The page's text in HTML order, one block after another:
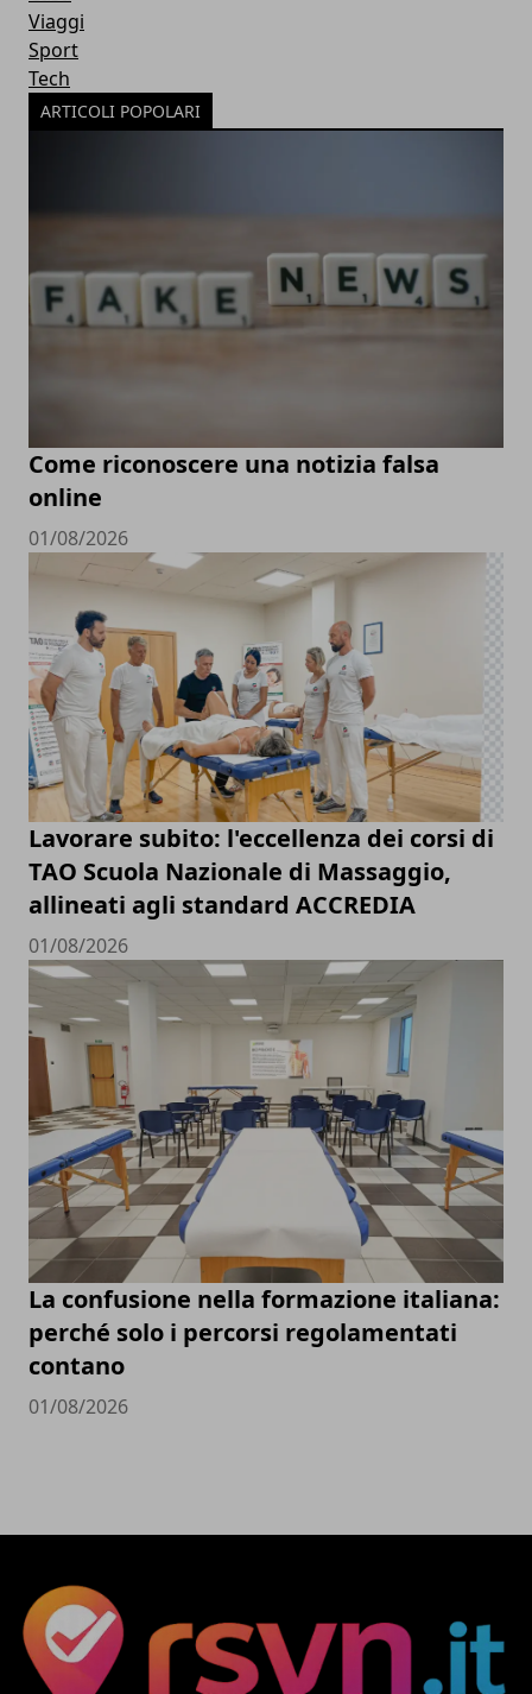
Viaggi
Sport
Tech
ARTICOLI POPOLARI
Come riconoscere una notizia falsa
online
01/08/2026
Lavorare subito: l'eccellenza dei corsi di
TAO Scuola Nazionale di Massaggio,
allineati agli standard ACCREDIA
01/08/2026
La confusione nella formazione italiana:
perché solo i percorsi regolamentati
contano
01/08/2026